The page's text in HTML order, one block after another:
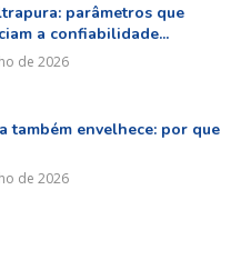
parâmetros que
a confiabilidade...
de 2026
também envelhece: por que
de 2026